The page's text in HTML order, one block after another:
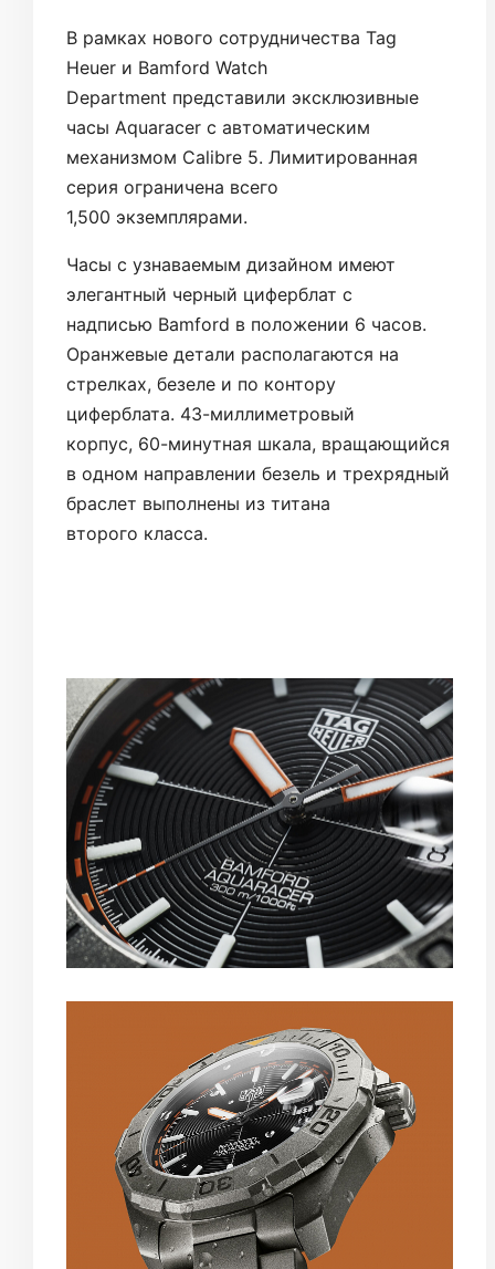
В рамках нового сотрудничества Tag
Heuer и Bamford Watch
Department представили эксклюзивные
часы Aquaracer с автоматическим
механизмом Calibre 5. Лимитированная
серия ограничена всего
1,500 экземплярами.
Часы с узнаваемым дизайном имеют
элегантный черный циферблат с
надписью Bamford в положении 6 часов.
Оранжевые детали располагаются на
стрелках, безеле и по контору
циферблата. 43-миллиметровый
корпус, 60-минутная шкала, вращающийся
в одном направлении безель и трехрядный
браслет выполнены из титана
второго класса.